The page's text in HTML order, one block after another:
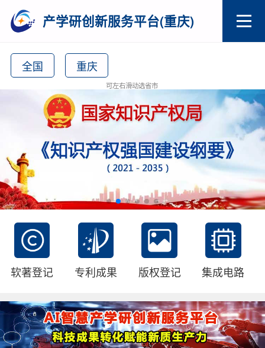
产学研创新服务平台(重庆)
全国 重庆
可左右滑动选省市
软著登记 专利成果 版权登记 集成电路